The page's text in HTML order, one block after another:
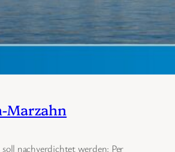
Marzahn
nachverdichtet werden: Per